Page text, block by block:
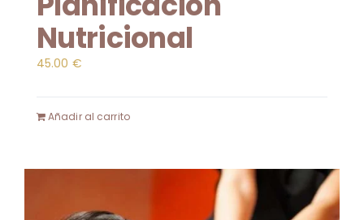
Nutricional
45.00 €
Añadir al carrito